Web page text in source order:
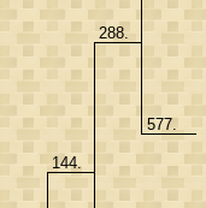
144.
288.
577.